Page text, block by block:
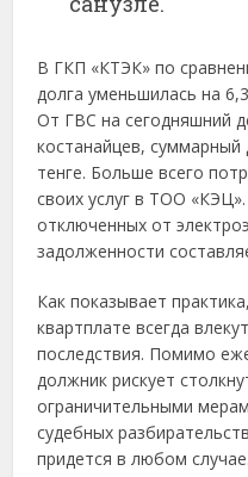
В ГКП «КТЭК» по
долга уменьшилась на
От ГВС на сегодняшний
костанайцев,
тенге. Больше всего
своих услуг в ТОО
отключенных от
задолженности
Как показывает
квартплате всегда
последствия. Помимо
должник рискует
ограничительными
судебных
придется в любом случае.